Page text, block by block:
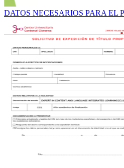
DATOS NECESARIOS PARA EL